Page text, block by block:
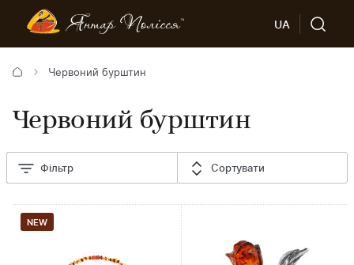
UA
Червоний бурштин
Червоний бурштин
Фільтр Сортувати
NEW